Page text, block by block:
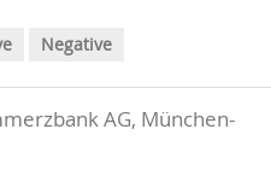
Negative
AG, München-